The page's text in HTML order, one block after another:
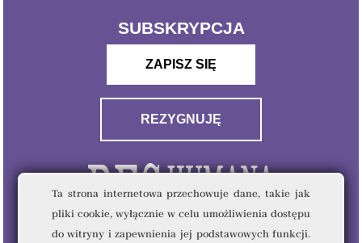
SUBSKRYPCJA
ZAPISZ SIĘ
REZYGNUJĘ
Ta strona internetowa przechowuje dane, takie jak
pliki cookie, wyłącznie w celu umożliwienia dostępu
do witryny i zapewnienia jej podstawowych funkcji.